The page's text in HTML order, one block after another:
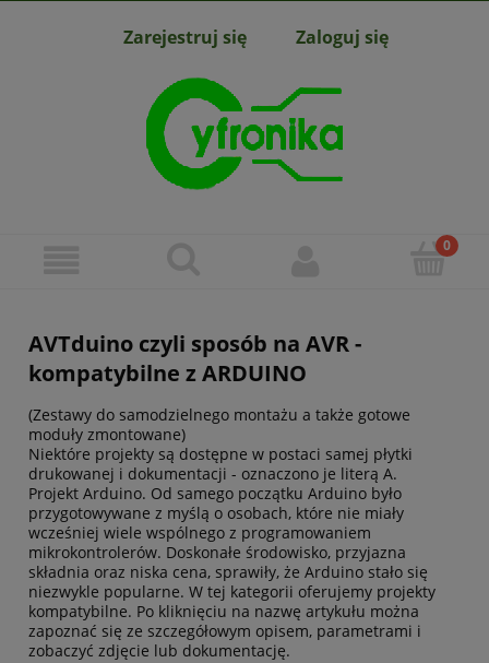
Zarejestruj się Zaloguj się
AVTduino czyli sposób na AVR -
kompatybilne z ARDUINO
(Zestawy do samodzielnego montażu a także gotowe
moduły zmontowane)
Niektóre projekty są dostępne w postaci samej płytki
drukowanej i dokumentacji - oznaczono je literą A.
Projekt Arduino. Od samego początku Arduino było
przygotowywane z myślą o osobach, które nie miały
wcześniej wiele wspólnego z programowaniem
mikrokontrolerów. Doskonałe środowisko, przyjazna
składnia oraz niska cena, sprawiły, że Arduino stało się
niezwykle popularne. W tej kategorii oferujemy projekty
kompatybilne. Po kliknięciu na nazwę artykułu można
zapoznać się ze szczegółowym opisem, parametrami i
zobaczyć zdjęcie lub dokumentację.